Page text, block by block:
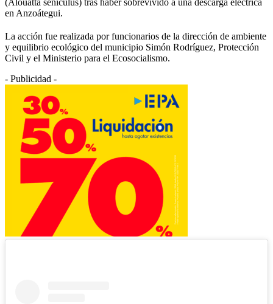
en Anzoátegui.
La acción fue realizada por funcionarios de la dirección de ambiente
y equilibrio ecológico del municipio Simón Rodríguez, Protección
Civil y el Ministerio para el Ecosocialismo.
- Publicidad -